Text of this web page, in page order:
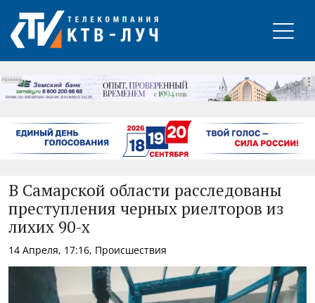
РЕКЛАМА
В Самарской области расследованы
преступления черных риелторов из
лихих 90-х
14 Апреля, 17:16, Происшествия